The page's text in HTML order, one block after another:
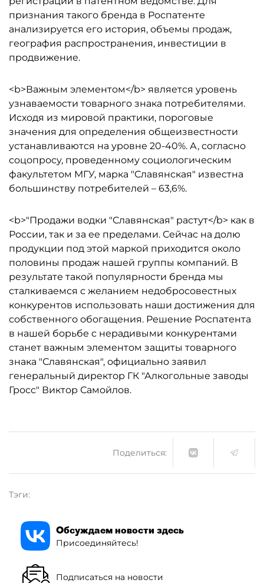
признания такого бренда в Роспатенте
анализируется его история, объемы продаж,
география распространения, инвестиции в
продвижение.
<b>Важным элементом</b> является уровень
узнаваемости товарного знака потребителями.
Исходя из мировой практики, пороговые
значения для определения общеизвестности
устанавливаются на уровне 20-40%. А, согласно
соцопросу, проведенному социологическим
факультетом МГУ, марка "Славянская" известна
большинству потребителей – 63,6%.
<b>"Продажи водки "Славянская" растут</b> как в
России, так и за ее пределами. Сейчас на долю
продукции под этой маркой приходится около
половины продаж нашей группы компаний. В
результате такой популярности бренда мы
сталкиваемся с желанием недобросовестных
конкурентов использовать наши достижения для
собственного обогащения. Решение Роспатента
в нашей борьбе с нерадивыми конкурентами
станет важным элементом защиты товарного
знака "Славянская", официально заявил
генеральный директор ГК "Алкогольные заводы
Гросс" Виктор Самойлов.
Поделиться:
Тэги:
Обсуждаем новости здесь
Присоединяйтесь!
Подписаться на новости